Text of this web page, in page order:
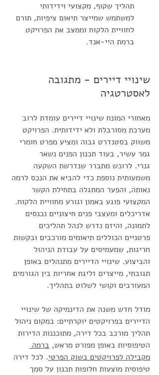
תהליך שקוף, מקצועי וידידותי
למשתמש שמייצר תיאום ציפיות, תורם
לחוויית הלקוח וממצב את הפרויקט
ברמת היי-אנד.
שינויי דיירים - מתגובה
לאסטרטגיה
מאחורי המונח שינויי דיירים עומדת לרוב
מערכת מסורבלת ולא ידידותית. הפרויקט
משווק בסטנדרט גבוה ומציע מפרט חומרי
גמר עשיר, בעוד תכנון הפנים נשאר
גנרי. לרוכש מתברר שנדרשת השקעה
משמעותית נוספת כדי להביא את הנכס לרמה
נאותה, והפער המתגלה בתחילת הקשר
המקצועי פוגע באמון וגורע מחוויית הלקוח.
אדריכלים ומעצבי פנים חיצוניים נכנסים
לתמונה, והיזם נדרש לנהל תהליכים
פרטניים הכוללים תיאומים מורכבים ובקשות
חריגות, שמעמיסים על עבודת הניהול
והביצוע. שינויי הדיירים מתנהלים באופן
תגובתי, מייצרים זליגת אחריות בין הגורמים
המעורבים וקושי לשלוט בתהליך.
מודל חדש משנה את הדינמיקה של שינויי
הדיירים בפרויקטים יוקרתיים: במקום ניהול
תהליך מורכב בכל דירה, מתוכננות הדירות
הטיפוסיות באופן מפורט מראש, ברמה
מקבילה לפרויקטים בשוק הפרטי. לכל דירה
טיפוסית מוצעות חלופות תכנון על סמך